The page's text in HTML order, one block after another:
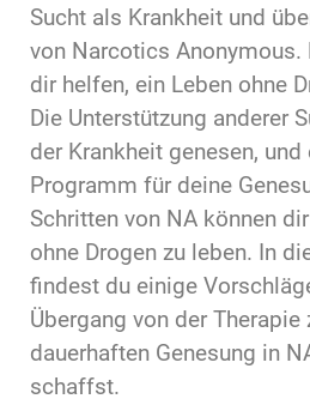
Sucht als Krankheit und
von Narcotics Anonymous.
dir helfen, ein Leben ohne
Die Unterstützung anderer
der Krankheit genesen,
Programm für deine
Schritten von NA können
ohne Drogen zu leben. In
findest du einige
Übergang von der Therapie
dauerhaften Genesung in
schaffst.